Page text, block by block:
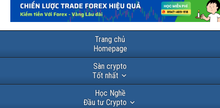
Trang chủ
Homepage
Sàn crypto
Tốt nhất
Học Nghề
Đầu tư Crypto